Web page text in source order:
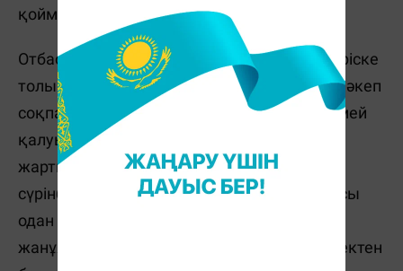
қоймақ.
Отбасылы тауешкілер үшін 2015 жыл өзгеріске
толы болмақ. Өзгерістің салдары өкінішке әкеп
соқпас үшін тауешкінің ұрыс кезінде үндемей
қалуы қажет. Отбасы үшін алғашқы
жартыжылдық қауіптірек. Бұл сынақтан
сүрінбей өткен отбасының қарым-қатынасы
одан сайын нығыздала түспек. Тауешкі
жанұясындағы ұрыс-керіс көбіне ұсақ-түйектен